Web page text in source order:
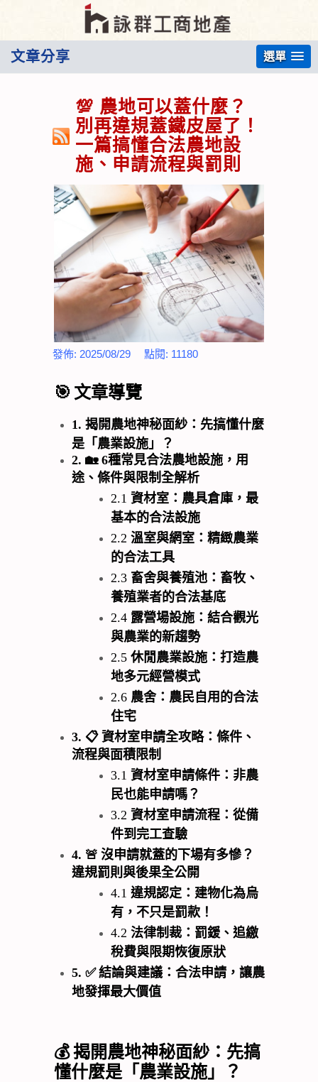
文章分享 選單
💯 農地可以蓋什麼？
別再違規蓋鐵皮屋了！
一篇搞懂合法農地設
施、申請流程與罰則
發佈: 2025/08/29 點閱: 11180
🎯 文章導覽
1. 揭開農地神秘面紗：先搞懂什麼
是「農業設施」？
2. 🏡6種常見合法農地設施，用
途、條件與限制全解析
2.1 資材室：農具倉庫，最
基本的合法設施
2.2 溫室與網室：精緻農業
的合法工具
2.3 畜舍與養殖池：畜牧、
養殖業者的合法基底
2.4 露營場設施：結合觀光
與農業的新趨勢
2.5 休閒農業設施：打造農
地多元經營模式
2.6 農舍：農民自用的合法
住宅
3. 📋 資材室申請全攻略：條件、
流程與面積限制
3.1 資材室申請條件：非農
民也能申請嗎？
3.2 資材室申請流程：從備
件到完工查驗
4. 🚨 沒申請就蓋的下場有多慘？
違規罰則與後果全公開
4.1 違規認定：建物化為烏
有，不只是罰款！
4.2 法律制裁：罰鍰、追繳
稅費與限期恢復原狀
5. ✅ 結論與建議：合法申請，讓農
地發揮最大價值
💰揭開農地神秘面紗：先搞
懂什麼是「農業設施」？